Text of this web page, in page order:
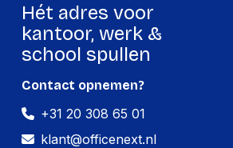
Hét adres voor
kantoor, werk &
school spullen
Contact opnemen?
+31 20 308 65 01
klant@officenext.nl